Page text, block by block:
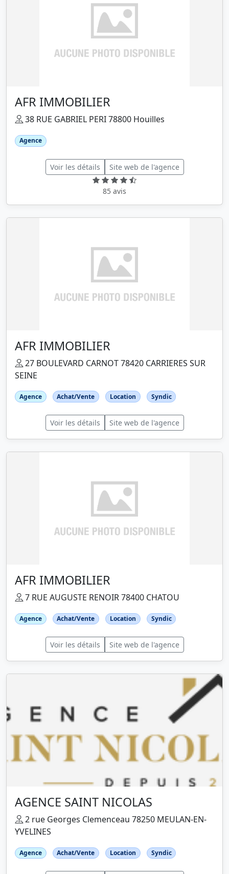
AFR IMMOBILIER
38 RUE GABRIEL PERI 78800 Houilles
Agence
Voir les détails Site web de l'agence
85 avis
AFR IMMOBILIER
27 BOULEVARD CARNOT 78420 CARRIERES SUR
SEINE
Agence Achat/Vente Location Syndic
Voir les détails Site web de l'agence
AFR IMMOBILIER
7 RUE AUGUSTE RENOIR 78400 CHATOU
Agence Achat/Vente Location Syndic
Voir les détails Site web de l'agence
AGENCE SAINT NICOLAS
2 rue Georges Clemenceau 78250 MEULAN-EN-
YVELINES
Agence Achat/Vente Location Syndic